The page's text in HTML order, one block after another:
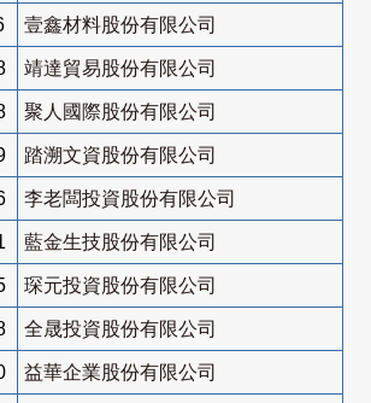
壹鑫材料股份有限公司
靖達貿易股份有限公司
聚人國際股份有限公司
踏溯文資股份有限公司
李老闆投資股份有限公司
藍金生技股份有限公司
琛元投資股份有限公司
全晟投資股份有限公司
益華企業股份有限公司